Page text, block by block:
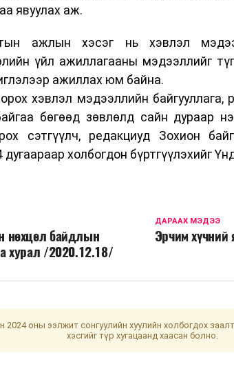
явуулах аж.
ажлын хэсэг нь хэвлэл
үйл ажиллагааны мэдээллийг
ажиллах юм байна.
хэвлэл мэдээллийн байгууллага,
бөгөөд зөвлөлд сайн дураар
сэтгүүлч, редакциуд Зохион
холбогдон бүртгүүлэхийг
ДАРААХ МЭДЭЭ
Эрчим
нөхцөл байдлын
хурал /2020.12.18/
оны ээлжит сонгуулийн хуулийн холбогдох
хэсгийг түр хугацаанд хаасан болно.